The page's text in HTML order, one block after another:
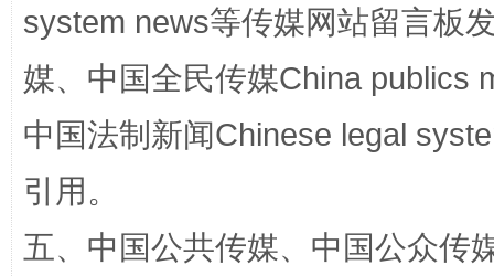
system news等传媒网站留言板
媒、中国全民传媒China publics
中国法制新闻Chinese legal
引用。
五、中国公共传媒、中国公众传